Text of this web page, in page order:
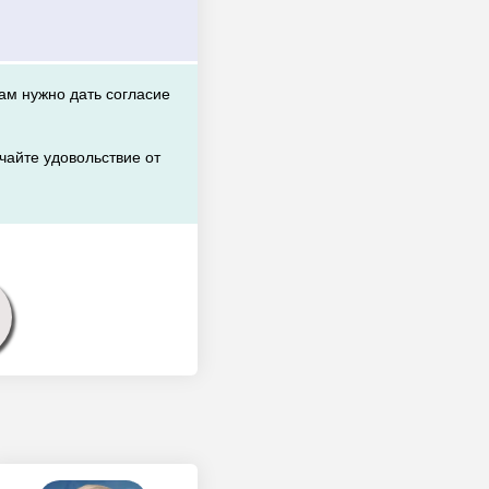
нужно дать согласие
удовольствие от